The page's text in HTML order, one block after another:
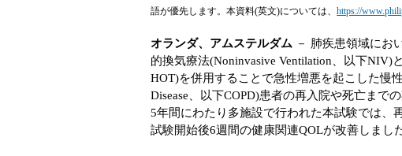
語が優先します。本資料(英文)については、https://
オランダ、アムステルダム － 肺疾患領域にお
的換気療法(Noninvasive Ventilation、以下NIV)
HOT)を併用することで急性増悪を起こした慢
Disease、以下COPD)患者の再入院や死亡まで
5年間にわたり多施設で行われた本試験では、
試験開始後6週間の健康関連QOLが改善しまし